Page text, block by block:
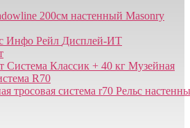
200см настенный Masonry
Инфо Рейл Дисплей-ИТ
Система Классик + 40 кг Музейная
R70
тросовая система r70 Рельс